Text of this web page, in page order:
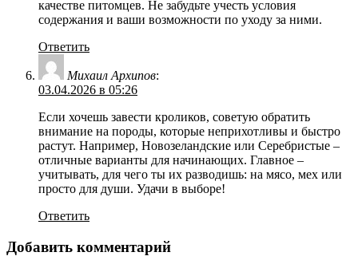
качестве питомцев. Не забудьте учесть условия
содержания и ваши возможности по уходу за ними.
Ответить
Михаил Архипов:
03.04.2026 в 05:26
Если хочешь завести кроликов, советую обратить
внимание на породы, которые неприхотливы и быстро
растут. Например, Новозеландские или Серебристые –
отличные варианты для начинающих. Главное –
учитывать, для чего ты их разводишь: на мясо, мех или
просто для души. Удачи в выборе!
Ответить
Добавить комментарий